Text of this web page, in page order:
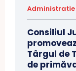
Administratie
Consiliul
Târgul de
de